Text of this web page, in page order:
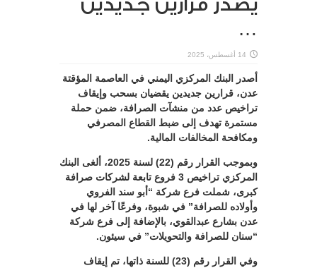
يصدر قرارين جديدين
…
14 أغسطس، 2025
أصدر البنك المركزي اليمني في العاصمة المؤقتة
عدن، قرارين جديدين يقضيان بسحب وإيقاف
تراخيص عدد من منشآت الصرافة، ضمن حملة
مستمرة تهدف إلى ضبط القطاع المصرفي
ومكافحة المخالفات المالية.
وبموجب القرار رقم (22) لسنة 2025، ألغى البنك
المركزي تراخيص 3 فروع تابعة لشركات صرافة
كبرى، شملت فرع شركة “أبو سند الفروي
وأولاده للصرافة” في شبوة، وفرعًا آخر لها في
عدن بشارع عبدالقوي، بالإضافة إلى فرع شركة
“سنان للصرافة والتحويلات” في سيئون.
وفي القرار رقم (23) للسنة ذاتها، تم إيقاف